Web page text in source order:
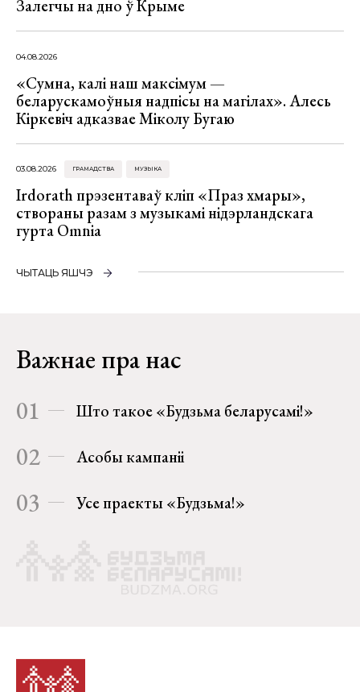
Залегчы на дно ў Крыме
04.08.2026
«Сумна, калі наш максімум —
беларускамоўныя надпісы на магілах». Алесь
Кіркевіч адказвае Міколу Бугаю
03.08.2026 ГРАМАДСТВА МУЗЫКА
Irdorath прэзентаваў кліп «Праз хмары»,
створаны разам з музыкамі нідэрландскага
гурта Omnia
ЧЫТАЦЬ ЯШЧЭ
Важнае пра нас
01 Што такое «Будзьма беларусамі!»
02 Асобы кампаніі
03 Усе праекты «Будзьма!»